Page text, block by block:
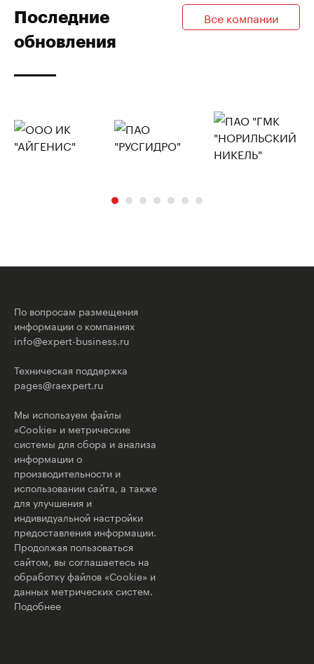
Последние
обновления
Все компании
По вопросам размещения
информации о компаниях
info@expert-business.ru
Техническая поддержка
pages@raexpert.ru
Мы используем файлы
«Cookie» и метрические
системы для сбора и анализа
информации о
производительности и
использовании сайта, а также
для улучшения и
индивидуальной настройки
предоставления информации.
Продолжая пользоваться
сайтом, вы соглашаетесь на
обработку файлов «Cookie» и
данных метрических систем.
Подобнее